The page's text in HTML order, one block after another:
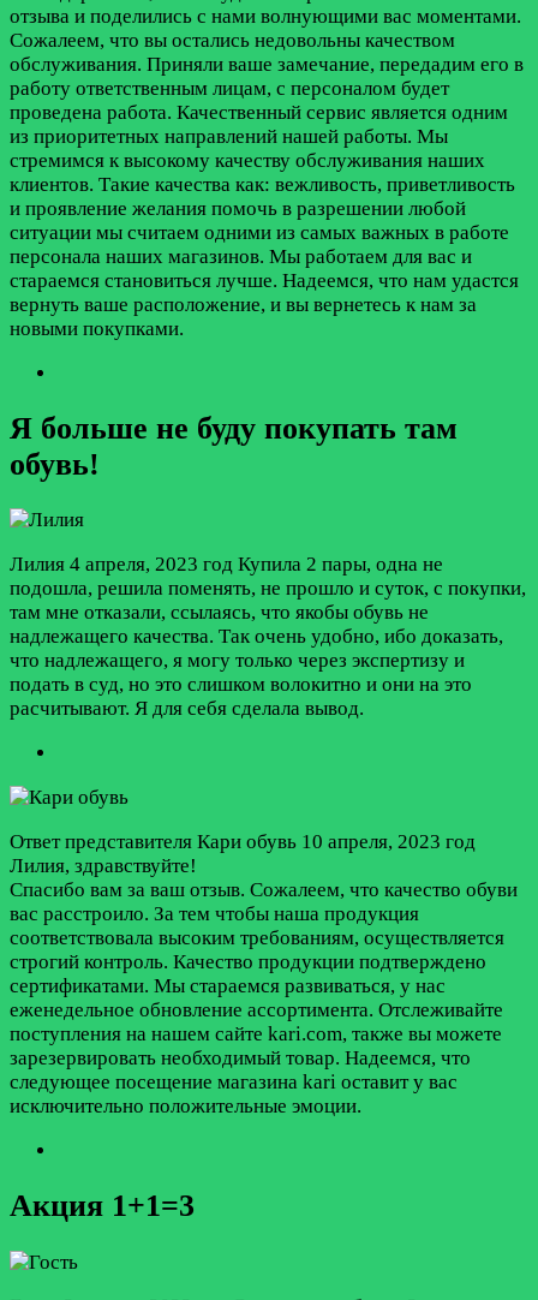
отзыва и поделились с нами волнующими вас моментами.
Сожалеем, что вы остались недовольны качеством
обслуживания. Приняли ваше замечание, передадим его в
работу ответственным лицам, с персоналом будет
проведена работа. Качественный сервис является одним
из приоритетных направлений нашей работы. Мы
стремимся к высокому качеству обслуживания наших
клиентов. Такие качества как: вежливость, приветливость
и проявление желания помочь в разрешении любой
ситуации мы считаем одними из самых важных в работе
персонала наших магазинов. Мы работаем для вас и
стараемся становиться лучше. Надеемся, что нам удастся
вернуть ваше расположение, и вы вернетесь к нам за
новыми покупками.
Я больше не буду покупать там
обувь!
Лилия 4 апреля, 2023 год Купила 2 пары, одна не
подошла, решила поменять, не прошло и суток, с покупки,
там мне отказали, ссылаясь, что якобы обувь не
надлежащего качества. Так очень удобно, ибо доказать,
что надлежащего, я могу только через экспертизу и
подать в суд, но это слишком волокитно и они на это
расчитывают. Я для себя сделала вывод.
Ответ представителя Кари обувь 10 апреля, 2023 год
Лилия, здравствуйте!
Спасибо вам за ваш отзыв. Сожалеем, что качество обуви
вас расстроило. За тем чтобы наша продукция
соответствовала высоким требованиям, осуществляется
строгий контроль. Качество продукции подтверждено
сертификатами. Мы стараемся развиваться, у нас
еженедельное обновление ассортимента. Отслеживайте
поступления на нашем сайте kari.com, также вы можете
зарезервировать необходимый товар. Надеемся, что
следующее посещение магазина kari оставит у вас
исключительно положительные эмоции.
Акция 1+1=3